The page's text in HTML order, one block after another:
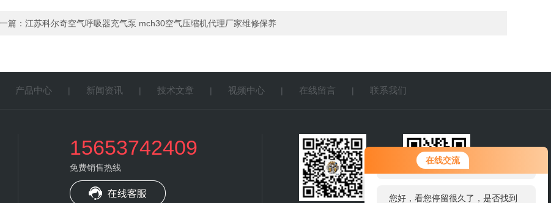
在线交流
您好！欢迎前来咨询，很高兴为您
服务，请问您要咨询什么问题呢？
您好，看您停留很久了，是否找到
篇： 江苏科尔奇空气呼吸器充气泵 mch30空气压缩机代理厂家维修保养
产品中心 | 新闻资讯 | 技术文章 | 视频中心 | 在线留言 | 联系我们
15653742409
免费销售热线